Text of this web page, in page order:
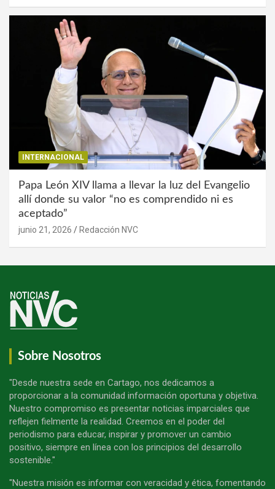
INTERNACIONAL
Papa León XIV llama a llevar la luz del Evangelio
allí donde su valor “no es comprendido ni es
aceptado”
junio 21, 2026 Redacción NVC
Sobre Nosotros
"Desde nuestra sede en Cartago, nos dedicamos a
proporcionar a la comunidad información oportuna y objetiva.
Nuestro compromiso es presentar noticias imparciales que
reflejen fielmente la realidad. Creemos en el poder del
periodismo para educar, inspirar y promover un cambio
positivo, siempre en línea con los principios del desarrollo
sostenible."
"Nuestra misión es informar con veracidad y ética, fomentando